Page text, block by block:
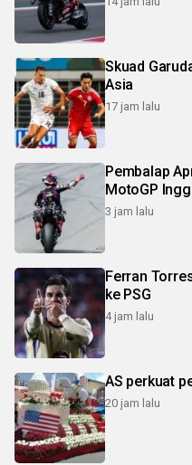
Skuad
Asia
17 jam lalu
Pembalap
MotoGP
3 jam lalu
Ferran
ke PSG
4 jam lalu
AS perkuat
20 jam lalu